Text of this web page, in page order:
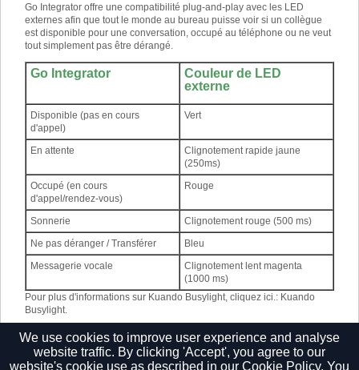
Go Integrator offre une compatibilité plug-and-play avec les LED
externes afin que tout le monde au bureau puisse voir si un collègue
est disponible pour une conversation, occupé au téléphone ou ne veut
tout simplement pas être dérangé.
Go Integrator
Couleur de LED
externe
Disponible (pas en cours
d'appel)
Vert
En attente
Clignotement rapide jaune
(250ms)
Occupé (en cours
d'appel/rendez-vous)
Rouge
Sonnerie
Clignotement rouge (500 ms)
Ne pas déranger / Transférer
Bleu
Messagerie vocale
Clignotement lent magenta
(1000 ms)
Pour plus d'informations sur Kuando Busylight, cliquez ici.: Kuando
Busylight.
Pour plus d'informations sur Embrava Blynclight, cliquez ici.
Embrava
Blynclight.
We use cookies to improve user experience and analyse
website traffic. By clicking 'Accept', you agree to our
website's cookie use as described in our Cookie Policy. You